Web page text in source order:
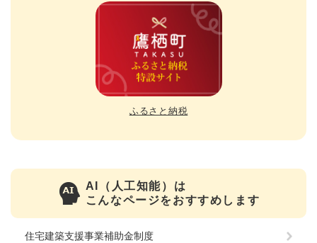
ふるさと納税
AI（人工知能）は
こんなページをおすすめします
住宅建築支援事業補助金制度